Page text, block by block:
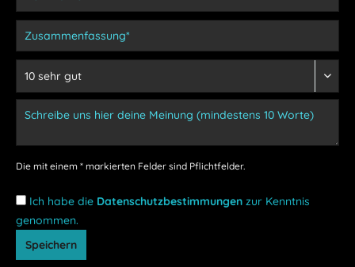
Die mit einem * markierten Felder sind Pflichtfelder.
Ich habe die Datenschutzbestimmungen zur Kenntnis
genommen.
Speichern